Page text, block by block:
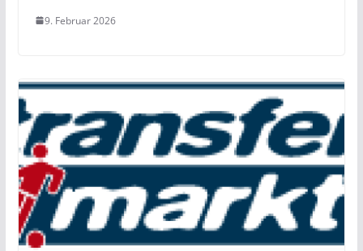
9. Februar 2026